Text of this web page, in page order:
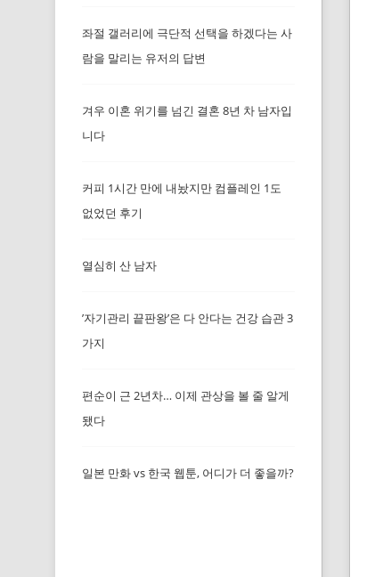
좌절 갤러리에 극단적 선택을 하겠다는 사
람을 말리는 유저의 답변
겨우 이혼 위기를 넘긴 결혼 8년 차 남자입
니다
커피 1시간 만에 내놨지만 컴플레인 1도
없었던 후기
열심히 산 남자
’자기관리 끝판왕’은 다 안다는 건강 습관 3
가지
편순이 근 2년차… 이제 관상을 볼 줄 알게
됐다
일본 만화 vs 한국 웹툰, 어디가 더 좋을까?